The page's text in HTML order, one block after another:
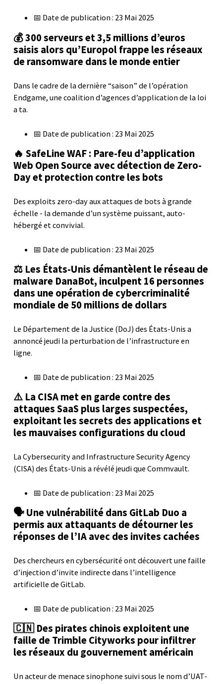
📅 Date de publication : 23 Mai 2025
💰 300 serveurs et 3,5 millions d’euros
saisis alors qu’Europol frappe les réseaux
de ransomware dans le monde entier
Dans le cadre de la dernière “saison” de l’opération
Endgame, une coalition d’agences d’application de la loi
a ta.
📅 Date de publication : 23 Mai 2025
🔥 SafeLine WAF : Pare-feu d’application
Web Open Source avec détection de Zero-
Day et protection contre les bots
Des exploits zero-day aux attaques de bots à grande
échelle - la demande d’un système puissant, auto-
hébergé et convivial.
📅 Date de publication : 23 Mai 2025
⚖️ Les États-Unis démantèlent le réseau de
malware DanaBot, inculpent 16 personnes
dans une opération de cybercriminalité
mondiale de 50 millions de dollars
Le Département de la Justice (DoJ) des États-Unis a
annoncé jeudi la perturbation de l’infrastructure en
ligne.
📅 Date de publication : 23 Mai 2025
⚠️ La CISA met en garde contre des
attaques SaaS plus larges suspectées,
exploitant les secrets des applications et
les mauvaises configurations du cloud
La Cybersecurity and Infrastructure Security Agency
(CISA) des États-Unis a révélé jeudi que Commvault.
📅 Date de publication : 23 Mai 2025
🗣️ Une vulnérabilité dans GitLab Duo a
permis aux attaquants de détourner les
réponses de l’IA avec des invites cachées
Des chercheurs en cybersécurité ont découvert une faille
d’injection d’invite indirecte dans l’intelligence
artificielle de GitLab.
📅 Date de publication : 23 Mai 2025
🇨🇳 Des pirates chinois exploitent une
faille de Trimble Cityworks pour infiltrer
les réseaux du gouvernement américain
Un acteur de menace sinophone suivi sous le nom d’UAT-